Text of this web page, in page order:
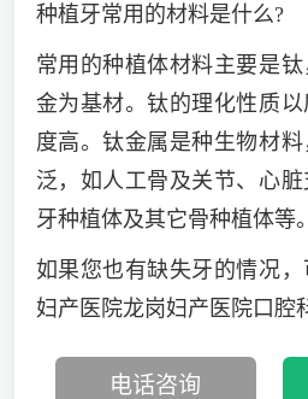
种植牙常用的材料是什么?
常用的种植体材料主要是
金为基材。钛的理化性质
度高。钛金属是种生物材
泛，如人工骨及关节、心脏
牙种植体及其它骨种植体等。
如果您也有缺失牙的情况
妇产医院龙岗妇产医院口腔
电话咨询